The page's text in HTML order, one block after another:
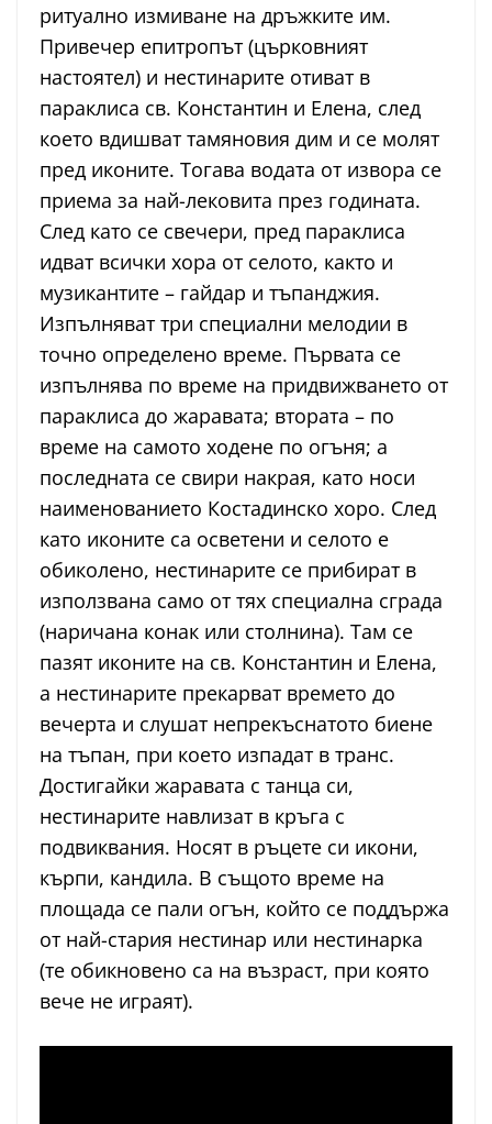
ритуално измиване на дръжките им.
Привечер епитропът (църковният
настоятел) и нестинарите отиват в
параклиса св. Константин и Елена, след
което вдишват тамяновия дим и се молят
пред иконите. Тогава водата от извора се
приема за най-лековита през годината.
След като се свечери, пред параклиса
идват всички хора от селото, както и
музикантите – гайдар и тъпанджия.
Изпълняват три специални мелодии в
точно определено време. Първата се
изпълнява по време на придвижването от
параклиса до жаравата; втората – по
време на самото ходене по огъня; а
последната се свири накрая, като носи
наименованието Костадинско хоро. След
като иконите са осветени и селото е
обиколено, нестинарите се прибират в
използвана само от тях специална сграда
(наричана конак или столнина). Там се
пазят иконите на св. Константин и Елена,
а нестинарите прекарват времето до
вечерта и слушат непрекъснатото биене
на тъпан, при което изпадат в транс.
Достигайки жаравата с танца си,
нестинарите навлизат в кръга с
подвиквания. Носят в ръцете си икони,
кърпи, кандила. В същото време на
площада се пали огън, който се поддържа
от най-стария нестинар или нестинарка
(те обикновено са на възраст, при която
вече не играят).